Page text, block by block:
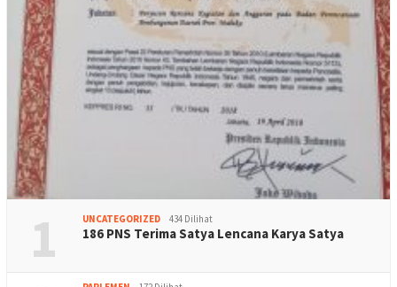
1 UNCATEGORIZED 434 Dilihat
186 PNS Terima Satya Lencana Karya Satya